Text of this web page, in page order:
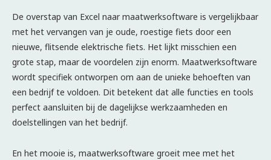
De overstap van Excel naar maatwerksoftware is vergelijkbaar
met het vervangen van je oude, roestige fiets door een
nieuwe, flitsende elektrische fiets. Het lijkt misschien een
grote stap, maar de voordelen zijn enorm. Maatwerksoftware
wordt specifiek ontworpen om aan de unieke behoeften van
een bedrijf te voldoen. Dit betekent dat alle functies en tools
perfect aansluiten bij de dagelijkse werkzaamheden en
doelstellingen van het bedrijf.
En het mooie is, maatwerksoftware groeit mee met het